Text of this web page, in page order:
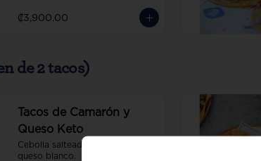
₡3,900.00
de 2 tacos)
Tacos de Camarón y
Queso Keto
Cebolla salteada, ajo, cilantro,
queso blanco.